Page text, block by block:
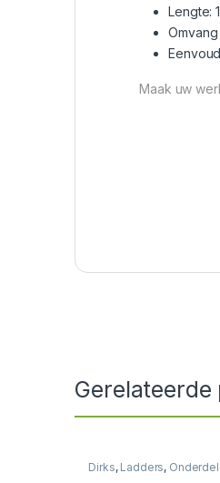
Lengte:
Maak uw
Dirks, Ladders,